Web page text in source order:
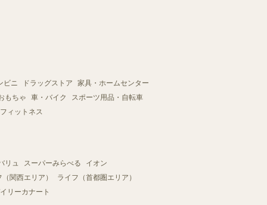
ビニ ドラッグストア
家具・ホームセンター
もちゃ 車・バイク
スポーツ用品・自転車
ィットネス
リュ スーパーみらべる
イオン
関西エリア）
ライフ（首都圏エリア）
リーカナート